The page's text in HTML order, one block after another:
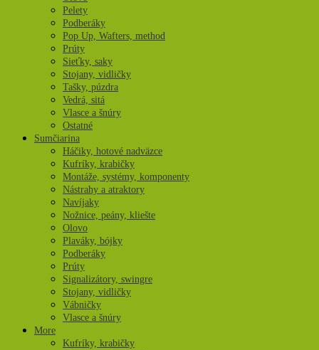
Pelety
Podberáky
Pop Up, Wafters, method
Prúty
Sieťky, saky
Stojany, vidličky
Tašky, púzdra
Vedrá, sitá
Vlasce a šnúry
Ostatné
Sumčiarina
Háčiky, hotové nadväzce
Kufríky, krabičky
Montáže, systémy, komponenty
Nástrahy a atraktory
Navíjaky
Nožnice, peány, kliešte
Olovo
Plaváky, bójky
Podberáky
Prúty
Signalizátory, swingre
Stojany, vidličky
Vábničky
Vlasce a šnúry
More
Kufríky, krabičky